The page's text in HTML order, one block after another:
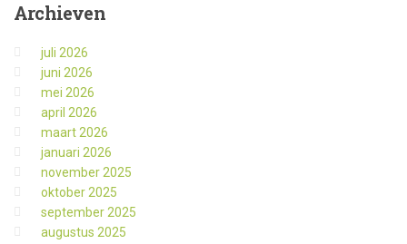
Archieven
juli 2026
juni 2026
mei 2026
april 2026
maart 2026
januari 2026
november 2025
oktober 2025
september 2025
augustus 2025